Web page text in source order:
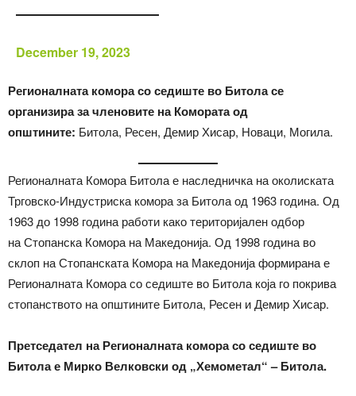
December 19, 2023
Регионалната комора со седиште во Битола се
организира за членовите на Комората од
општините: Битола, Ресен, Демир Хисар, Новаци, Могила.
Регионалната Комора Битола е наследничка на околиската
Трговско-Индустриска комора за Битола од 1963 година. Од
1963 до 1998 година работи како територијален одбор
на Стопанска Комора на Македонија. Од 1998 година во
склоп на Стопанската Комора на Македонија формирана е
Регионалната Комора со седиште во Битола која го покрива
стопанството на општините Битола, Ресен и Демир Хисар.
Претседател на Регионалната комора со седиште во
Битола е Мирко Велковски од „Хемометал“ – Битола.